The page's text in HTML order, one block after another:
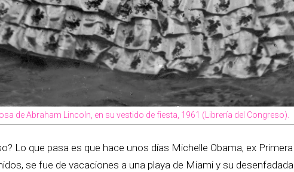
de Abraham Lincoln, en su vestido de fiesta, 1961 (Librería del Congreso).
Lo que pasa es que hace unos días Michelle Obama, ex Primera
se fue de vacaciones a una playa de Miami y su desenfadada